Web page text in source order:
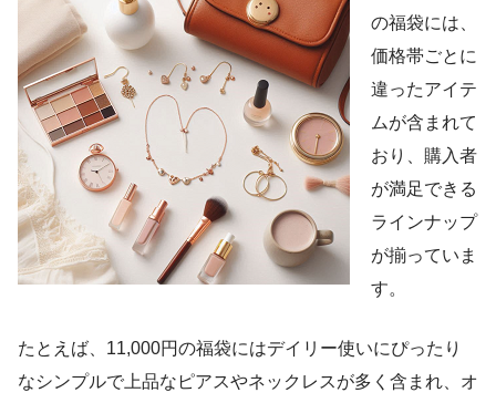
の福袋には、
価格帯ごとに
違ったアイテ
ムが含まれて
おり、購入者
が満足できる
ラインナップ
が揃っていま
す。
たとえば、11,000円の福袋にはデイリー使いにぴったり
なシンプルで上品なピアスやネックレスが多く含まれ、オ